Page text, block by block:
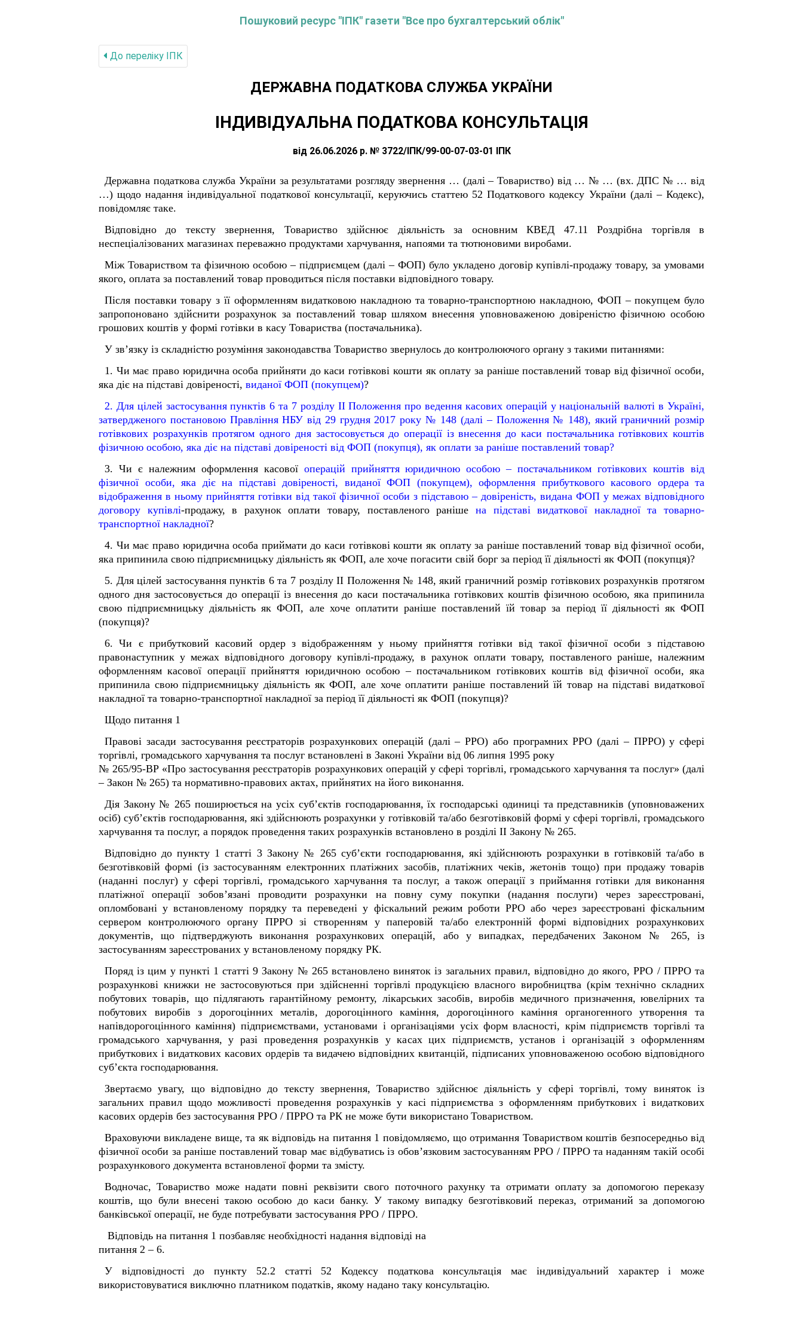
Пошуковий ресурс "ІПК" газети "Все про бухгалтерський облік"
До переліку IПК
ДЕРЖАВНА ПОДАТКОВА СЛУЖБА УКРАЇНИ
ІНДИВІДУАЛЬНА ПОДАТКОВА КОНСУЛЬТАЦІЯ
від 26.06.2026 р. № 3722/ІПК/99-00-07-03-01 ІПК
Державна податкова служба України за результатами розгляду звернення … (далі –Товариство) від … № … (вх. ДПС № … від
…)щодо надання індивідуальної податкової консультації, керуючись статтею 52 Податкового кодексу України (далі –Кодекс),
повідомляє таке.
Відповідно до тексту звернення, Товариство здійснює діяльність за основним КВЕД 47.11 Роздрібна торгівля в
неспеціалізованих магазинах переважно продуктами харчування, напоями та тютюновими виробами.
Між Товариством та фізичною особою – підприємцем (далі – ФОП) було укладено договір купівлі-продажу товару, за умовами
якого, оплата за поставлений товар проводиться після поставки відповідного товару.
Після поставки товару з її оформленням видатковою накладною татоварно-транспортною накладною, ФОП – покупцем було
запропоновано здійснити розрахунок за поставлений товар шляхом внесення уповноваженою довіреністю фізичною особою
грошових коштів у формі готівки в касу Товариства (постачальника).
У зв’язку із складністю розуміння законодавства Товариство звернулось до контролюючого органу з такими питаннями:
1. Чи має право юридична особа прийняти до каси готівкові кошти як оплату за раніше поставлений товар від фізичної особи,
яка діє на підставі довіреності, виданої ФОП (покупцем)?
2. Для цілей застосування пунктів 6 та 7 розділу ІІ Положення про ведення касових операцій у національній валюті в Україні,
затвердженого постановою Правління НБУ від 29 грудня 2017 року № 148 (далі – Положення № 148), який граничний розмір
готівкових розрахунків протягом одного дня застосовується до операції із внесення до каси постачальника готівкових коштів
фізичною особою, яка діє на підставі довіреності від ФОП (покупця), як оплати за раніше поставлений товар?
3. Чи є належним оформлення касової операцій прийняття юридичною особою – постачальником готівкових коштів від
фізичної особи, яка діє на підставі довіреності, виданої ФОП (покупцем), оформлення прибуткового касового ордера та
відображення в ньому прийняття готівки від такої фізичної особи з підставою – довіреність, видана ФОП у межах відповідного
договору купівлі-продажу, в рахунок оплати товару, поставленого раніше на підставі видаткової накладної та товарно-
транспортної накладної?
4. Чи має право юридична особа приймати до каси готівкові кошти як оплату за раніше поставлений товар від фізичної особи,
яка припинила свою підприємницьку діяльність як ФОП, але хоче погасити свій борг за період її діяльності як ФОП (покупця)?
5. Для цілей застосування пунктів 6 та 7 розділу ІІ Положення № 148, який граничний розмір готівкових розрахунків протягом
одного дня застосовується до операції із внесення до каси постачальника готівкових коштів фізичною особою, яка припинила
свою підприємницьку діяльність як ФОП, але хоче оплатити раніше поставлений їй товар за період її діяльності як ФОП
(покупця)?
6. Чи є прибутковий касовий ордер з відображенням у ньому прийняття готівки від такої фізичної особи з підставою
правонаступник у межах відповідного договору купівлі-продажу, в рахунок оплати товару, поставленого раніше, належним
оформленням касової операції прийняття юридичною особою – постачальником готівкових коштів від фізичної особи, яка
припинила свою підприємницьку діяльність як ФОП, але хоче оплатити раніше поставлений їй товар на підставі видаткової
накладної та товарно-транспортної накладної за період її діяльності як ФОП (покупця)?
Щодо питання 1
Правові засади застосування реєстраторів розрахункових операцій (далі – РРО) або програмних РРО (далі – ПРРО) у сфері
торгівлі, громадського харчування та послуг встановлені в Законі України від 06 липня 1995 року
№ 265/95-ВР «Про застосування реєстраторів розрахункових операцій у сфері торгівлі, громадського харчування та послуг» (далі
– Закон № 265) та нормативно-правових актах, прийнятих на його виконання.
Дія Закону № 265 поширюється на усіх суб’єктів господарювання, їх господарські одиниці та представників (уповноважених
осіб) суб’єктів господарювання, які здійснюють розрахунки у готівковій та/або безготівковій формі у сфері торгівлі, громадського
харчування та послуг, а порядок проведення таких розрахунків встановлено в розділі ІІ Закону № 265.
Відповідно до пункту 1 статті 3 Закону № 265 суб’єкти господарювання, які здійснюють розрахунки в готівковій та/або в
безготівковій формі (із застосуванням електронних платіжних засобів, платіжних чеків, жетонів тощо) при продажу товарів
(наданні послуг) у сфері торгівлі, громадського харчування та послуг, а також операції з приймання готівки для виконання
платіжної операції зобов’язані проводити розрахунки на повну суму покупки (надання послуги) через зареєстровані,
опломбовані у встановленому порядку та переведені у фіскальний режим роботи РРО або через зареєстровані фіскальним
сервером контролюючого органу ПРРО зі створенням у паперовій та/або електронній формі відповідних розрахункових
документів, що підтверджують виконання розрахункових операцій, або у випадках, передбачених Законом № 265, із
застосуванням зареєстрованих у встановленому порядку РК.
Поряд із цим у пункті 1 статті 9 Закону № 265 встановлено виняток із загальних правил, відповідно до якого, РРО / ПРРО та
розрахункові книжки не застосовуються при здійсненні торгівлі продукцією власного виробництва (крім технічно складних
побутових товарів, що підлягають гарантійному ремонту, лікарських засобів, виробів медичного призначення, ювелірних та
побутових виробів з дорогоцінних металів, дорогоцінного каміння, дорогоцінного каміння органогенного утворення та
напівдорогоцінного каміння) підприємствами, установами і організаціями усіх форм власності, крім підприємств торгівлі та
громадського харчування, у разі проведення розрахунків у касах цих підприємств, установ і організацій з оформленням
прибуткових і видаткових касових ордерів та видачею відповідних квитанцій, підписаних уповноваженою особою відповідного
суб’єкта господарювання.
Звертаємо увагу, щовідповідно до тексту звернення, Товариство здійснює діяльність у сфері торгівлі, тому виняток із
загальних правил щодо можливості проведення розрахунків у касі підприємства з оформленням прибуткових і видаткових
касових ордерів без застосування РРО / ПРРО та РК не може бути використано Товариством.
Враховуючи викладене вище, та як відповідь на питання 1 повідомляємо, що отримання Товариством коштів безпосередньо від
фізичної особи за раніше поставлений товар має відбуватись із обов’язковим застосуванням РРО / ПРРО та наданням такій особі
розрахункового документа встановленої форми та змісту.
Водночас, Товариство може надати повні реквізити свого поточного рахунку та отримати оплату за допомогою переказу
коштів, що були внесені такою особою до каси банку. У такому випадку безготівковий переказ, отриманий за допомогою
банківської операції, не буде потребувати застосування РРО / ПРРО.
Відповідь на питання 1 позбавляє необхідності надання відповіді на
питання 2 – 6.
У відповідності до пункту 52.2 статті 52 Кодексу податкова консультація має індивідуальний характер і може
використовуватися виключно платником податків, якому надано таку консультацію.